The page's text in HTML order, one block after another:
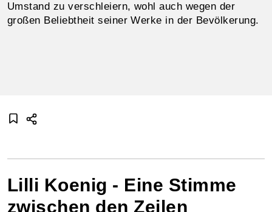
Umstand zu verschleiern, wohl auch wegen der
großen Beliebtheit seiner Werke in der Bevölkerung.
Lilli Koenig - Eine Stimme
zwischen den Zeilen